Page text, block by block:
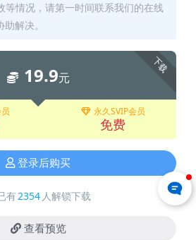
等情况，请第一时间联系我们的在线
解决。
下载
19.9元
永久SVIP会员
免费
登录后购买
有2354 人解锁下载
查看预览